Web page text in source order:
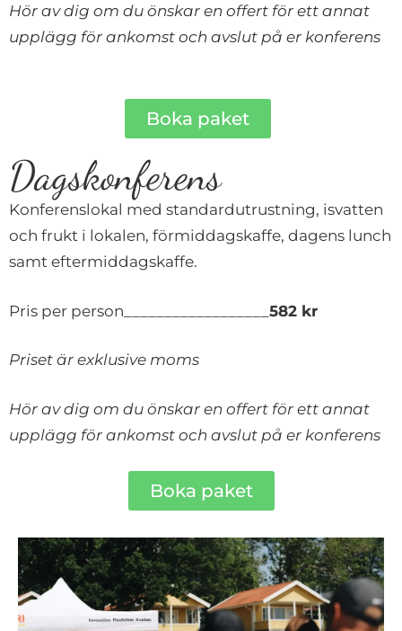
Hör av dig om du önskar en offert för ett annat
upplägg för ankomst och avslut på er konferens
Boka paket
Dagskonferens
Konferenslokal med standardutrustning, isvatten
och frukt i lokalen, förmiddagskaffe, dagens lunch
samt eftermiddagskaffe.
Pris per person__________________ 582 kr
Priset är exklusive moms
Hör av dig om du önskar en offert för ett annat
upplägg för ankomst och avslut på er konferens
Boka paket